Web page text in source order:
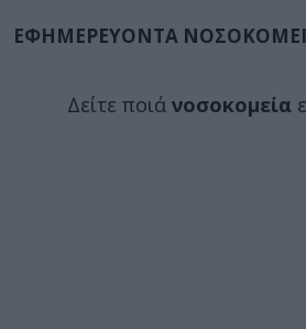
ΕΦΗΜΕΡΕΥΟΝΤΑ
Δείτε ποιά νοσοκομεία